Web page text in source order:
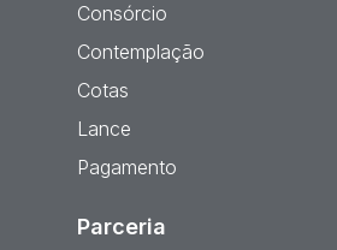
Consórcio
Contemplação
Cotas
Lance
Pagamento
Parceria